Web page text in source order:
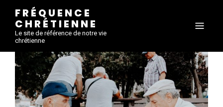
FRÉQUENCE
CHRÉTIENNE
Le site de référence de notre vie
chrétienne